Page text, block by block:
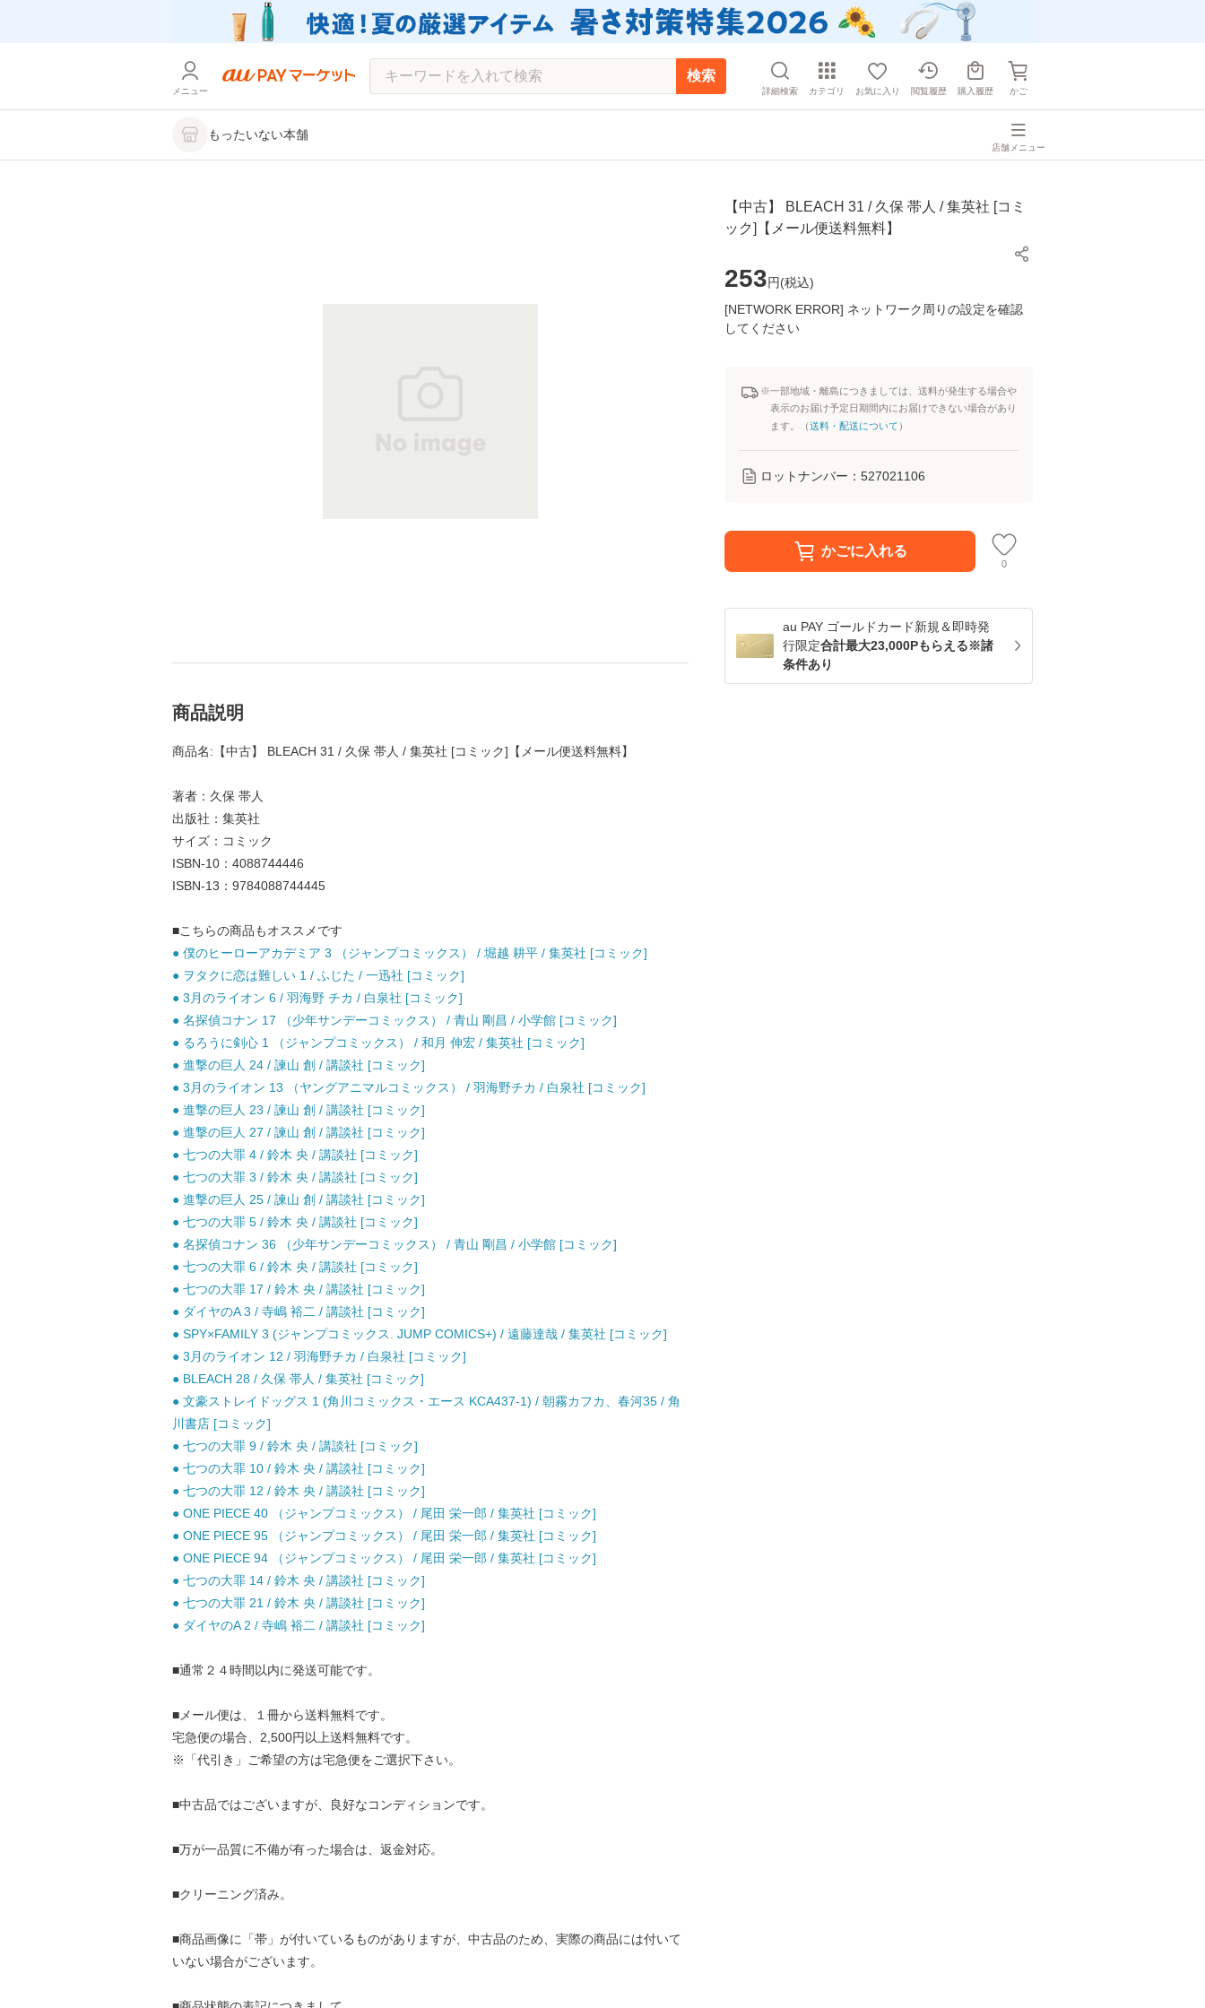
メニュー
検索
詳細検索 カテゴリ お気に入り 閲覧履歴 購入履歴 かご
もったいない本舗
店舗メニュー
【中古】 BLEACH 31 / 久保 帯人 / 集英社 [コミ
ック]【メール便送料無料】
253円(税込)
[NETWORK ERROR] ネットワーク周りの設定を確認
してください
※一部地域・離島につきましては、送料が発生する場合や
表示のお届け予定日期間内にお届けできない場合があり
ます。（送料・配送について ）
ロットナンバー： 527021106
かごに入れる
0
au PAY ゴールドカード新規＆即時発
行限定合計最大23,000Pもらえる※諸
条件あり
商品説明
商品名:【中古】 BLEACH 31 / 久保 帯人 / 集英社 [コミック]【メール便送料無料】
著者：久保 帯人
出版社：集英社
サイズ：コミック
ISBN-10：4088744446
ISBN-13：9784088744445
■こちらの商品もオススメです
● 僕のヒーローアカデミア 3 （ジャンプコミックス） / 堀越 耕平 / 集英社 [コミック]
● ヲタクに恋は難しい 1 / ふじた / 一迅社 [コミック]
● 3月のライオン 6 / 羽海野 チカ / 白泉社 [コミック]
● 名探偵コナン 17 （少年サンデーコミックス） / 青山 剛昌 / 小学館 [コミック]
● るろうに剣心 1 （ジャンプコミックス） / 和月 伸宏 / 集英社 [コミック]
● 進撃の巨人 24 / 諫山 創 / 講談社 [コミック]
● 3月のライオン 13 （ヤングアニマルコミックス） / 羽海野チカ / 白泉社 [コミック]
● 進撃の巨人 23 / 諫山 創 / 講談社 [コミック]
● 進撃の巨人 27 / 諫山 創 / 講談社 [コミック]
● 七つの大罪 4 / 鈴木 央 / 講談社 [コミック]
● 七つの大罪 3 / 鈴木 央 / 講談社 [コミック]
● 進撃の巨人 25 / 諫山 創 / 講談社 [コミック]
● 七つの大罪 5 / 鈴木 央 / 講談社 [コミック]
● 名探偵コナン 36 （少年サンデーコミックス） / 青山 剛昌 / 小学館 [コミック]
● 七つの大罪 6 / 鈴木 央 / 講談社 [コミック]
● 七つの大罪 17 / 鈴木 央 / 講談社 [コミック]
● ダイヤのA 3 / 寺嶋 裕二 / 講談社 [コミック]
● SPY×FAMILY 3 (ジャンプコミックス. JUMP COMICS+) / 遠藤達哉 / 集英社 [コミック]
● 3月のライオン 12 / 羽海野チカ / 白泉社 [コミック]
● BLEACH 28 / 久保 帯人 / 集英社 [コミック]
● 文豪ストレイドッグス 1 (角川コミックス・エース KCA437-1) / 朝霧カフカ、春河35 / 角
川書店 [コミック]
● 七つの大罪 9 / 鈴木 央 / 講談社 [コミック]
● 七つの大罪 10 / 鈴木 央 / 講談社 [コミック]
● 七つの大罪 12 / 鈴木 央 / 講談社 [コミック]
● ONE PIECE 40 （ジャンプコミックス） / 尾田 栄一郎 / 集英社 [コミック]
● ONE PIECE 95 （ジャンプコミックス） / 尾田 栄一郎 / 集英社 [コミック]
● ONE PIECE 94 （ジャンプコミックス） / 尾田 栄一郎 / 集英社 [コミック]
● 七つの大罪 14 / 鈴木 央 / 講談社 [コミック]
● 七つの大罪 21 / 鈴木 央 / 講談社 [コミック]
● ダイヤのA 2 / 寺嶋 裕二 / 講談社 [コミック]
■通常２４時間以内に発送可能です。
■メール便は、１冊から送料無料です。
宅急便の場合、2,500円以上送料無料です。
※「代引き」ご希望の方は宅急便をご選択下さい。
■中古品ではございますが、良好なコンディションです。
■万が一品質に不備が有った場合は、返金対応。
■クリーニング済み。
■商品画像に「帯」が付いているものがありますが、中古品のため、実際の商品には付いて
いない場合がございます。